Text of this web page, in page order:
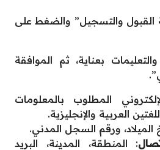
القبول والتسجيل” والضغط على
بعناية، ثم الموافقة
المطلوب بالمعلومات
العربية والإنجليزية.
الميلاد، ورقم السجل المدني.
: المنطقة، المدينة، البريد